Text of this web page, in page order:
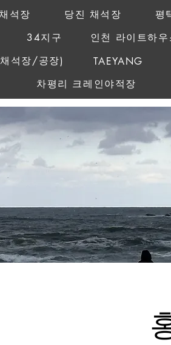
석장 당진 채석장 평
34지구 인천 라이트하우
석장/공장) TAEYANG
차평리 크레인야적장